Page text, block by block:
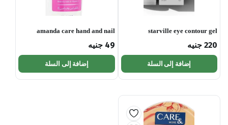
starville eye contour gel
220 جنيه
إضافة إلى السلة
amanda care hand and nail
49 جنيه
إضافة إلى السلة